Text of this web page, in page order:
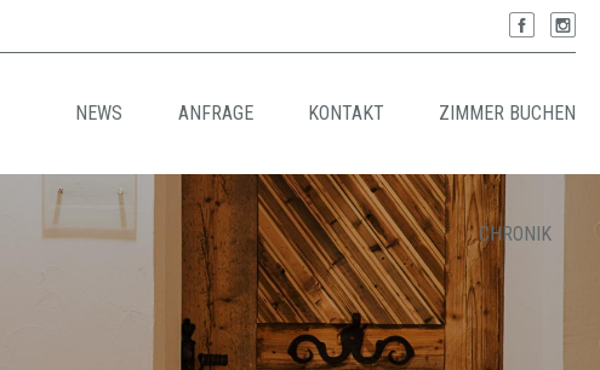
ZIMMER BUCHEN
KONTAKT
ANFRAGE
NEWS
CHRONIK